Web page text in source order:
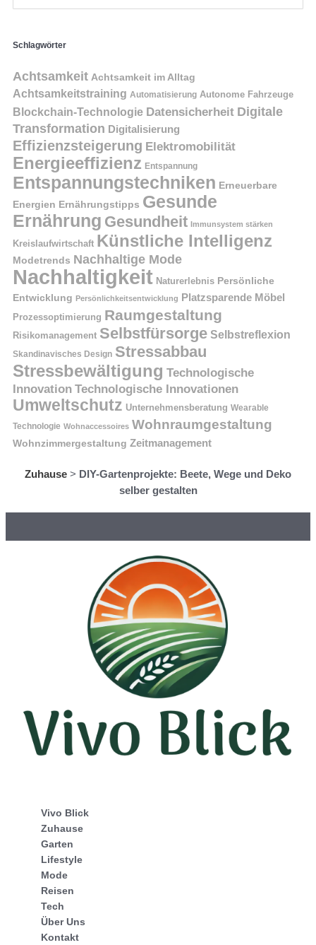
Schlagwörter
Achtsamkeit Achtsamkeit im Alltag
Achtsamkeitstraining Automatisierung Autonome Fahrzeuge
Blockchain-Technologie Datensicherheit Digitale
Transformation Digitalisierung
Effizienzsteigerung Elektromobilität
Energieeffizienz Entspannung
Entspannungstechniken Erneuerbare
Energien Ernährungstipps Gesunde
Ernährung Gesundheit Immunsystem stärken
Kreislaufwirtschaft Künstliche Intelligenz
Modetrends Nachhaltige Mode
Nachhaltigkeit Naturerlebnis Persönliche
Entwicklung Persönlichkeitsentwicklung Platzsparende Möbel
Prozessoptimierung Raumgestaltung
Risikomanagement Selbstfürsorge Selbstreflexion
Skandinavisches Design Stressabbau
Stressbewältigung Technologische
Innovation Technologische Innovationen
Umweltschutz Unternehmensberatung Wearable
Technologie Wohnaccessoires Wohnraumgestaltung
Wohnzimmergestaltung Zeitmanagement
Zuhause > DIY-Gartenprojekte: Beete, Wege und Deko
selber gestalten
Vivo Blick
Zuhause
Garten
Lifestyle
Mode
Reisen
Tech
Über Uns
Kontakt